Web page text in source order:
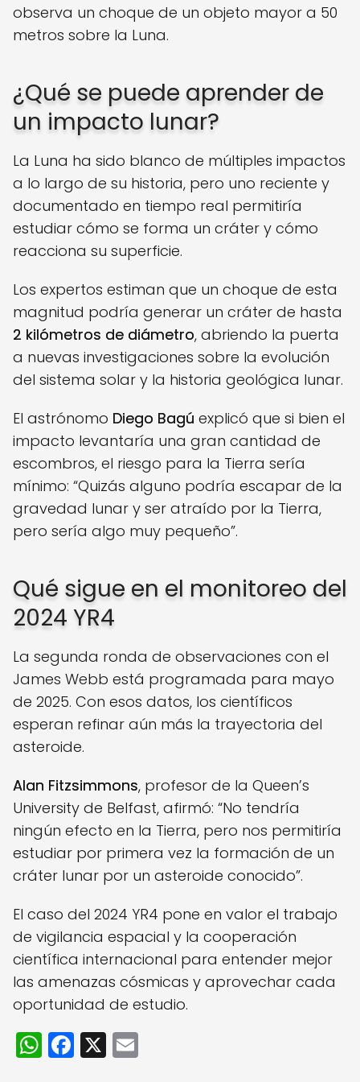
observa un choque de un objeto mayor a 50
metros sobre la Luna.
¿Qué se puede aprender de
un impacto lunar?
La Luna ha sido blanco de múltiples impactos
a lo largo de su historia, pero uno reciente y
documentado en tiempo real permitiría
estudiar cómo se forma un cráter y cómo
reacciona su superficie.
Los expertos estiman que un choque de esta
magnitud podría generar un cráter de hasta
2 kilómetros de diámetro, abriendo la puerta
a nuevas investigaciones sobre la evolución
del sistema solar y la historia geológica lunar.
El astrónomo Diego Bagú explicó que si bien el
impacto levantaría una gran cantidad de
escombros, el riesgo para la Tierra sería
mínimo: “Quizás alguno podría escapar de la
gravedad lunar y ser atraído por la Tierra,
pero sería algo muy pequeño”.
Qué sigue en el monitoreo del
2024 YR4
La segunda ronda de observaciones con el
James Webb está programada para mayo
de 2025. Con esos datos, los científicos
esperan refinar aún más la trayectoria del
asteroide.
Alan Fitzsimmons, profesor de la Queen’s
University de Belfast, afirmó: “No tendría
ningún efecto en la Tierra, pero nos permitiría
estudiar por primera vez la formación de un
cráter lunar por un asteroide conocido”.
El caso del 2024 YR4 pone en valor el trabajo
de vigilancia espacial y la cooperación
científica internacional para entender mejor
las amenazas cósmicas y aprovechar cada
oportunidad de estudio.
W
h
F
a
X